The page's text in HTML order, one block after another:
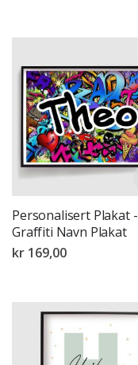
Personalisert Plakat -
Graffiti Navn Plakat
kr 169,00